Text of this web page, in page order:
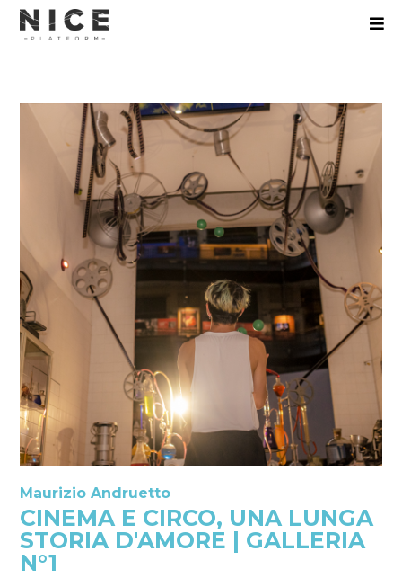
Maurizio Andruetto
CINEMA E CIRCO, UNA LUNGA
STORIA D'AMORE | GALLERIA
N°1